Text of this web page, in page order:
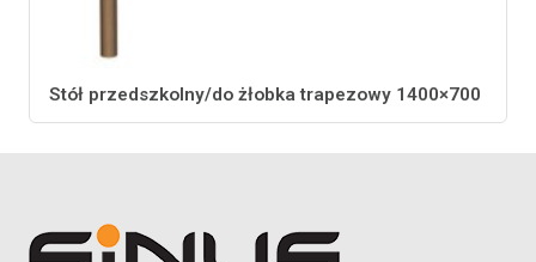
Stół przedszkolny/do żłobka trapezowy 1400×700